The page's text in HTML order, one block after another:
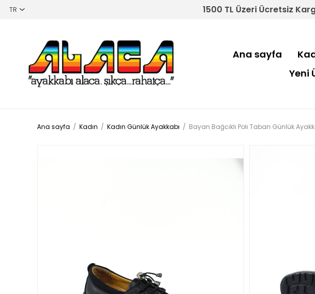
1500 TL Üzeri Ücretsiz
Ana sayfa
Yeni
Ana sayfa / Kadın / Kadın Günlük Ayakkabı / Bayan Bağcıklı Polı Taban Günlük